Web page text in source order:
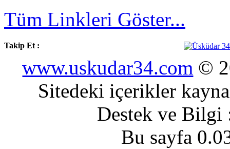
Tüm Linkleri Göster...
Takip Et :
www.uskudar34.com ©
Sitedeki içerikler
Destek ve
Bu sayfa